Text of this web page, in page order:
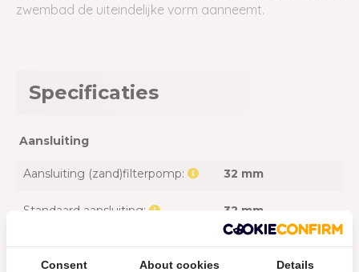
zwembad de uiteindelijke vorm aanneemt.
Specificaties
Aansluiting
Aansluiting (zand)filterpomp: 32 mm
Standaard aansluiting: 32 mm
Accessoires
Consent About cookies Details